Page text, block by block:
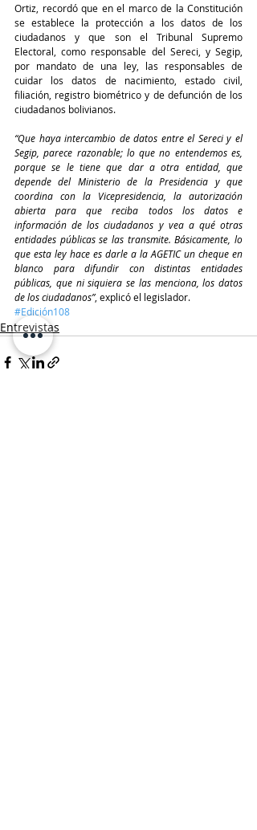
Ortiz, recordó que en el marco de la Constitución
se establece la protección a los datos de los
ciudadanos y que son el Tribunal Supremo
Electoral, como responsable del Sereci, y Segip,
por mandato de una ley, las responsables de
cuidar los datos de nacimiento, estado civil,
filiación, registro biométrico y de defunción de los
ciudadanos bolivianos.
“Que haya intercambio de datos entre el Sereci y el
Segip, parece razonable; lo que no entendemos es,
porque se le tiene que dar a otra entidad, que
depende del Ministerio de la Presidencia y que
coordina con la Vicepresidencia, la autorización
abierta para que reciba todos los datos e
información de los ciudadanos y vea a qué otras
entidades públicas se las transmite. Básicamente, lo
que esta ley hace es darle a la AGETIC un cheque en
blanco para difundir con distintas entidades
públicas, que ni siquiera se las menciona, los datos
de los ciudadanos”, explicó el legislador.
#Edición108
Entrevistas